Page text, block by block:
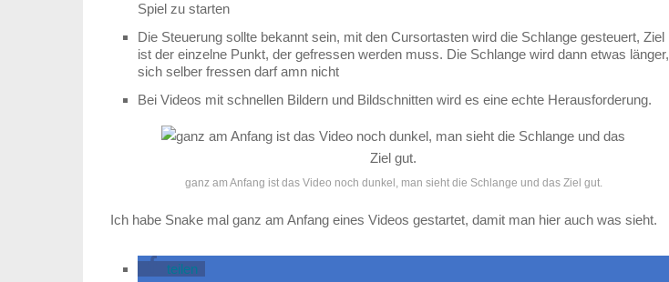
Spiel zu starten
Die Steuerung sollte bekannt sein, mit den Cursortasten wird die Schlange gesteuert, Ziel
ist der einzelne Punkt, der gefressen werden muss. Die Schlange wird dann etwas länger,
sich selber fressen darf amn nicht
Bei Videos mit schnellen Bildern und Bildschnitten wird es eine echte Herausforderung.
ganz am Anfang ist das Video noch dunkel, man sieht die Schlange und das Ziel gut.
Ich habe Snake mal ganz am Anfang eines Videos gestartet, damit man hier auch was sieht.
teilen